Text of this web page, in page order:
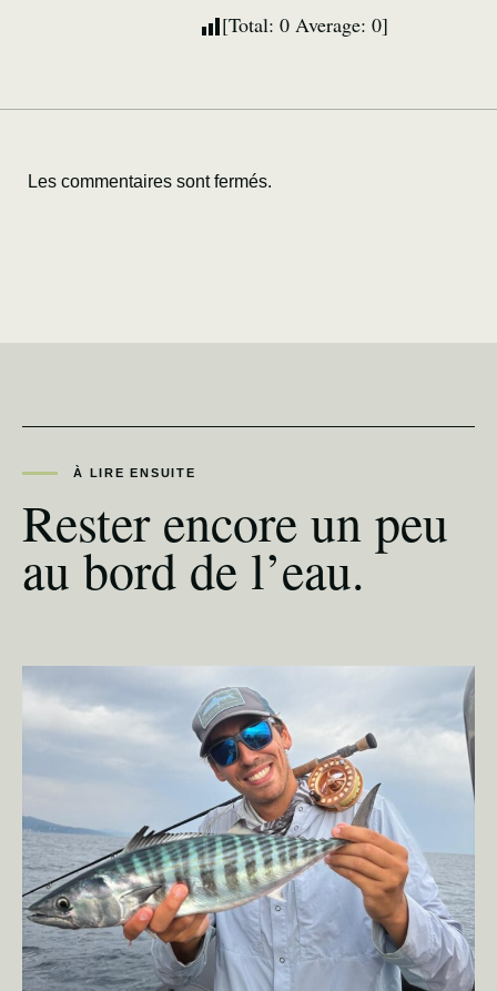
[Total: 0 Average: 0]
Les commentaires sont fermés.
À LIRE ENSUITE
Rester encore un peu
au bord de l’eau.